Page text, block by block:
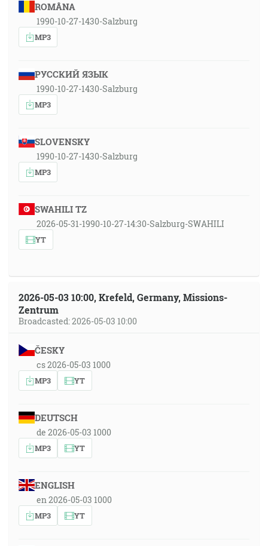
ROMÂNA
1990-10-27-1430-Salzburg
MP3
РУССКИЙ ЯЗЫК
1990-10-27-1430-Salzburg
MP3
SLOVENSKY
1990-10-27-1430-Salzburg
MP3
SWAHILI TZ
2026-05-31-1990-10-27-14:30-Salzburg-SWAHILI
YT
2026-05-03 10:00, Krefeld, Germany, Missions-
Zentrum
Broadcasted: 2026-05-03 10:00
ČESKY
cs 2026-05-03 1000
MP3 YT
DEUTSCH
de 2026-05-03 1000
MP3 YT
ENGLISH
en 2026-05-03 1000
MP3 YT